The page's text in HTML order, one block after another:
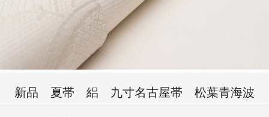
新品 夏帯 絽 九寸名古屋帯 松葉青海波